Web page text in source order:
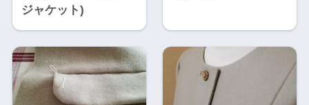
ジャケット)